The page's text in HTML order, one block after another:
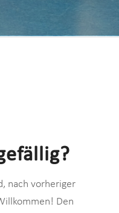
nach vorheriger
Den